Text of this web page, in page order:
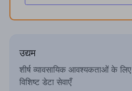
उद्यम
शीर्ष व्यावसायिक आवश्यकताओं के लिए
विशिष्ट डेटा सेवाएँ